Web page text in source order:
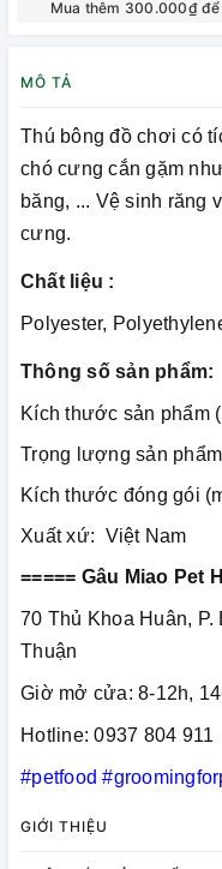
Mua thêm 300.000₫
MÔ TẢ
Thú bông đồ chơi có
chó cưng cắn gặm
băng, ... Vệ sinh răng
cưng.
Chất liệu :
Polyester,
Thông số sản phẩm:
Kích thước sản phẩm
Trọng lượng sản
Kích thước đóng gói
Xuất xứ: Việt Nam
===== Gâu Miao Pet
70 Thủ Khoa Huân,
Thuận
Giờ mở cửa: 8-12h,
Hotline: 0937 804 911
#petfood
GIỚI THIỆU